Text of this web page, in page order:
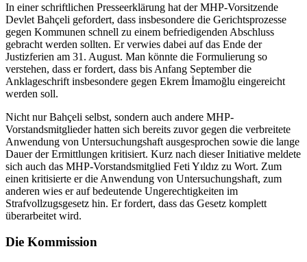
In einer schriftlichen Presseerklärung hat der MHP-Vorsitzende
Devlet Bahçeli gefordert, dass insbesondere die Gerichtsprozesse
gegen Kommunen schnell zu einem befriedigenden Abschluss
gebracht werden sollten. Er verwies dabei auf das Ende der
Justizferien am 31. August. Man könnte die Formulierung so
verstehen, dass er fordert, dass bis Anfang September die
Anklageschrift insbesondere gegen Ekrem İmamoğlu eingereicht
werden soll.
Nicht nur Bahçeli selbst, sondern auch andere MHP-
Vorstandsmitglieder hatten sich bereits zuvor gegen die verbreitete
Anwendung von Untersuchungshaft ausgesprochen sowie die lange
Dauer der Ermittlungen kritisiert. Kurz nach dieser Initiative meldete
sich auch das MHP-Vorstandsmitglied Feti Yıldız zu Wort. Zum
einen kritisierte er die Anwendung von Untersuchungshaft, zum
anderen wies er auf bedeutende Ungerechtigkeiten im
Strafvollzugsgesetz hin. Er fordert, dass das Gesetz komplett
überarbeitet wird.
Die Kommission